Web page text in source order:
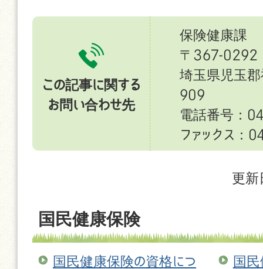
この記事に関する
お問い合わせ先
保険健康課
〒367-0292
埼玉県児玉
909
電話番号：
ファックス：
更新
国民健康保険
国民健康保険の資格につ
国